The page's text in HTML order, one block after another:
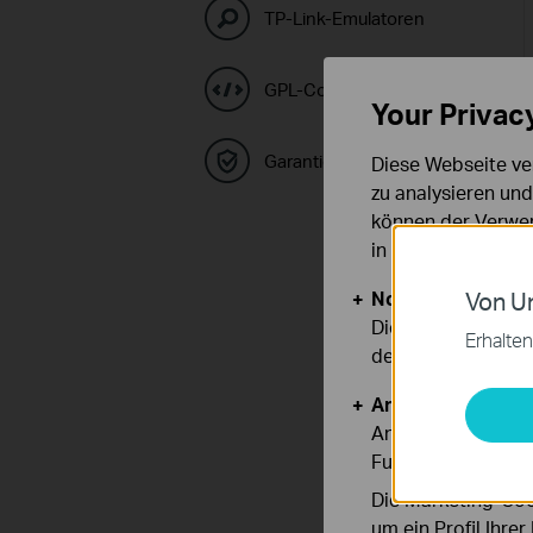
TP-Link-Emulatoren
GPL-Code-Center
Garantie
Von
Your
Diese Webseite
zu analysieren
können der
in unseren
Notwendige
Diese Cookies
deaktiviert werden.
Analyse- und
Analyse-Cookies
Funktionsweise
Die Marketing-
um ein Profil Ihrer